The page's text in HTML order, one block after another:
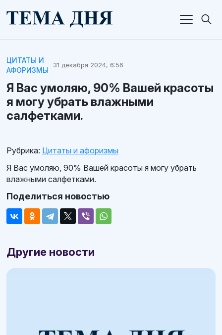
ЦИТАТЫ И
АФОРИЗМЫ
31 декабря 2024, 6:56
Я Вас умоляю, 90% Вашей красоты
я могу убрать влажными
салфетками.
Рубрика: Цитаты и афоризмы
Я Вас умоляю, 90% Вашей красоты я могу убрать
влажными салфетками.
Поделиться новостью
Другие новости